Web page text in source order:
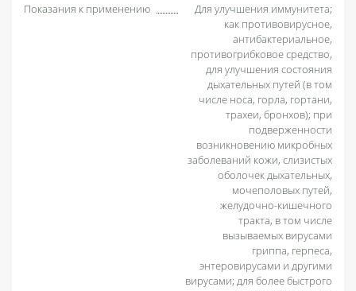
Показания к применению
Для улучшения иммунитета;
как противовирусное,
антибактериальное,
противогрибковое средство,
для улучшения состояния
дыхательных путей (в том
числе носа, горла, гортани,
трахеи, бронхов); при
подверженности
возникновению микробных
заболеваний кожи, слизистых
оболочек дыхательных,
мочеполовых путей,
желудочно-кишечного
тракта, в том числе
вызываемых вирусами
гриппа, герпеса,
энтеровирусами и другими
вирусами; для более быстрого